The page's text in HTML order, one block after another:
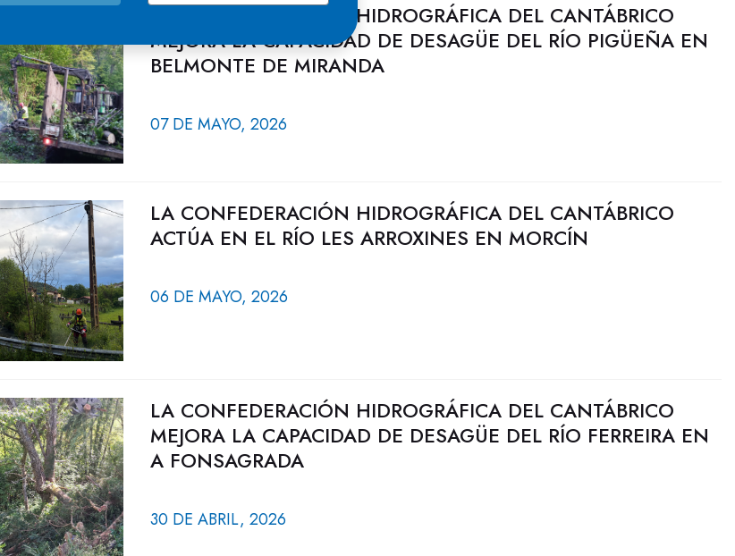
LA CONFEDERACIÓN HIDROGRÁFICA DEL CANTÁBRICO
MEJORA LA CAPACIDAD DE DESAGÜE DEL RÍO PIGÜEÑA EN
BELMONTE DE MIRANDA
07 DE MAYO, 2026
LA CONFEDERACIÓN HIDROGRÁFICA DEL CANTÁBRICO
ACTÚA EN EL RÍO LES ARROXINES EN MORCÍN
06 DE MAYO, 2026
LA CONFEDERACIÓN HIDROGRÁFICA DEL CANTÁBRICO
MEJORA LA CAPACIDAD DE DESAGÜE DEL RÍO FERREIRA EN
A FONSAGRADA
30 DE ABRIL, 2026